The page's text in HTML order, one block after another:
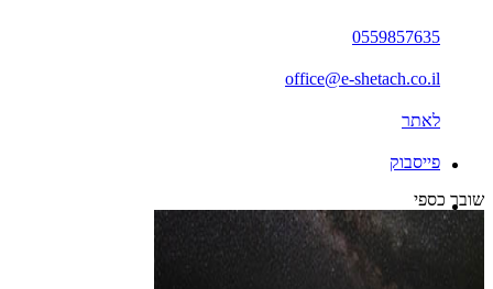
0559857635
office@e-shetach.co.il
לאתר
פייסבוק
שובר כספי